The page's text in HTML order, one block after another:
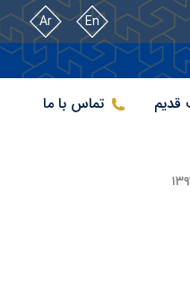
En
Ar
قدیم تماس با ما